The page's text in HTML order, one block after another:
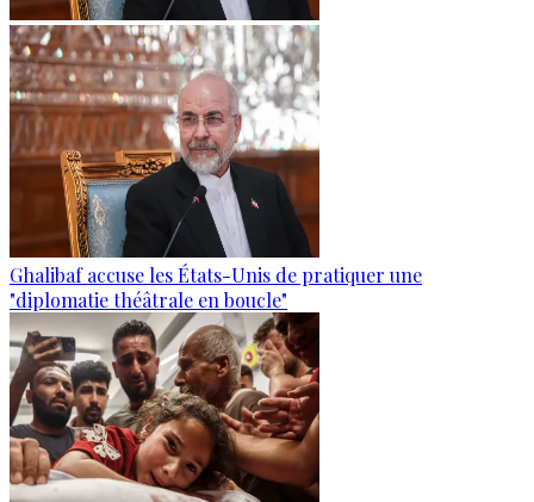
Ghalibaf accuse les États-Unis de pratiquer une
"diplomatie théâtrale en boucle"